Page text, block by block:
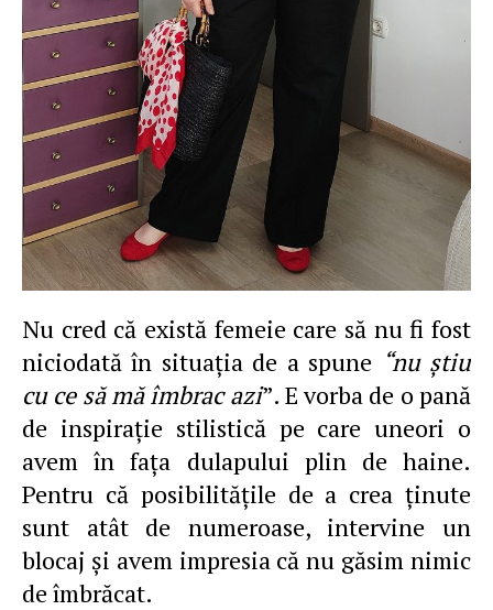
Nu cred că există femeie care să nu fi fost
niciodată în situaţia de a spune “nu ştiu
cu ce să mă îmbrac azi”. E vorba de o pană
de inspiraţie stilistică pe care uneori o
avem în faţa dulapului plin de haine.
Pentru că posibilităţile de a crea ţinute
sunt atât de numeroase, intervine un
blocaj şi avem impresia că nu găsim nimic
de îmbrăcat.